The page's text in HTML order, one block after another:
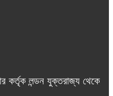
কর্তৃক লন্ডন যুক্তরাজ্য থেকে